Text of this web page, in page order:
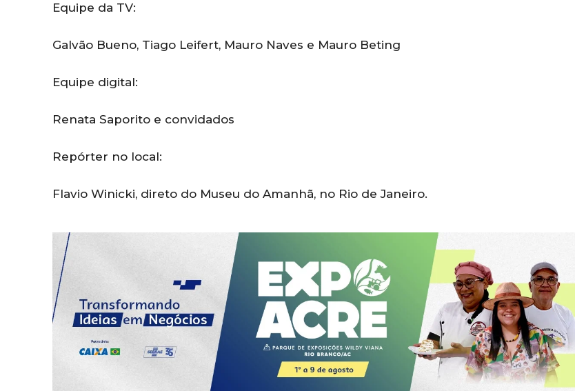
Equipe da TV:
Galvão Bueno, Tiago Leifert, Mauro Naves e Mauro Beting
Equipe digital:
Renata Saporito e convidados
Repórter no local:
Flavio Winicki, direto do Museu do Amanhã, no Rio de Janeiro.